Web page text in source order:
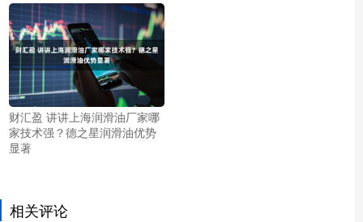
财汇盈 讲讲上海润滑油厂家哪
家技术强？德之星润滑油优势
显著
相关评论